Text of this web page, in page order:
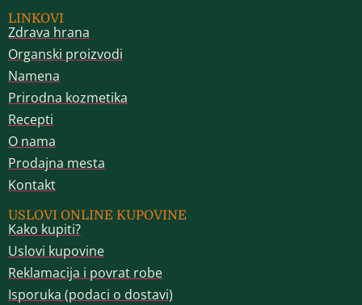
LINKOVI
Zdrava hrana
Organski proizvodi
Namena
Prirodna kozmetika
Recepti
O nama
Prodajna mesta
Kontakt
USLOVI ONLINE KUPOVINE
Kako kupiti?
Uslovi kupovine
Reklamacija i povrat robe
Isporuka (podaci o dostavi)